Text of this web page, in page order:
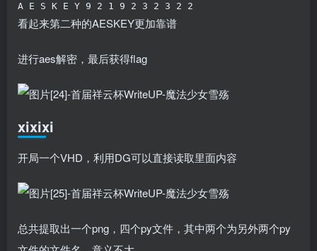
A E S K E Y 9 2 1 9 2 3 2 3 2 2
看起来第二种的AESKEY更加靠谱
进行aes解密，最后获得flag
xixixi
开局一个VHD，利用DG可以直接读取里面内容
总共提取出一个png，四个py文件，其中两个为另外两个py